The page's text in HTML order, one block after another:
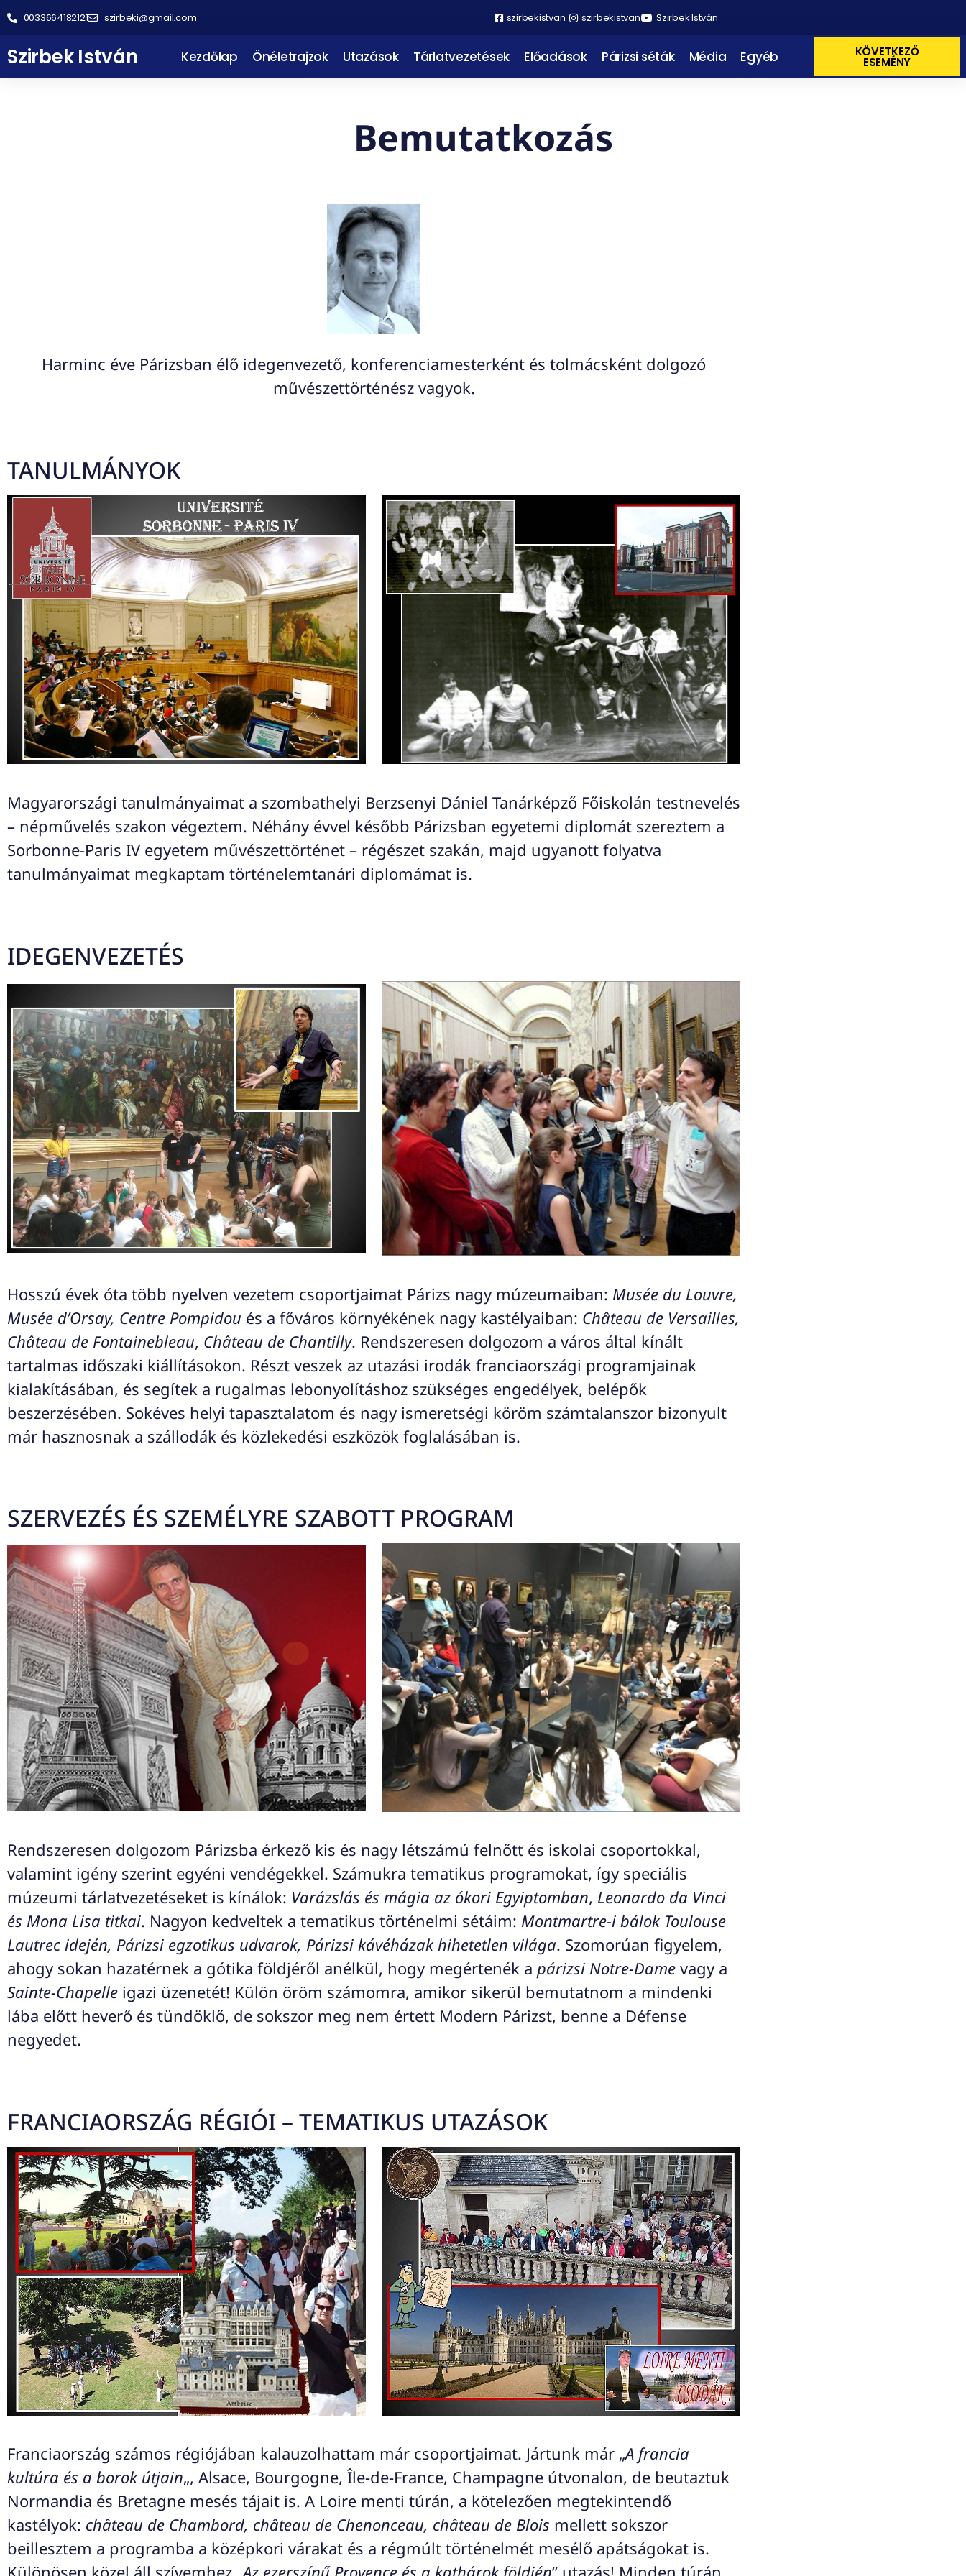
0033664182121 szirbeki@gmail.com szirbekistvan szirbekistvan Szirbek István
Szirbek István Kezdőlap Önéletrajzok Utazások Tárlatvezetések Előadások Párizsi séták Média Egyéb KÖVETKEZŐ
ESEMÉNY
Bemutatkozás
Harminc éve Párizsban élő idegenvezető, konferenciamesterként és tolmácsként dolgozó
művészettörténész vagyok.
TANULMÁNYOK
Magyarországi tanulmányaimat a szombathelyi Berzsenyi Dániel Tanárképző Főiskolán testnevelés
– népművelés szakon végeztem. Néhány évvel később Párizsban egyetemi diplomát szereztem a
Sorbonne-Paris IV egyetem művészettörténet – régészet szakán, majd ugyanott folyatva
tanulmányaimat megkaptam történelemtanári diplomámat is.
IDEGENVEZETÉS
Hosszú évek óta több nyelven vezetem csoportjaimat Párizs nagy múzeumaiban: Musée du Louvre,
Musée d’Orsay, Centre Pompidou és a főváros környékének nagy kastélyaiban: Château de Versailles,
Château de Fontainebleau, Château de Chantilly. Rendszeresen dolgozom a város által kínált
tartalmas időszaki kiállításokon. Részt veszek az utazási irodák franciaországi programjainak
kialakításában, és segítek a rugalmas lebonyolításhoz szükséges engedélyek, belépők
beszerzésében. Sokéves helyi tapasztalatom és nagy ismeretségi köröm számtalanszor bizonyult
már hasznosnak a szállodák és közlekedési eszközök foglalásában is.
SZERVEZÉS ÉS SZEMÉLYRE SZABOTT PROGRAM
Rendszeresen dolgozom Párizsba érkező kis és nagy létszámú felnőtt és iskolai csoportokkal,
valamint igény szerint egyéni vendégekkel. Számukra tematikus programokat, így speciális
múzeumi tárlatvezetéseket is kínálok: Varázslás és mágia az ókori Egyiptomban, Leonardo da Vinci
és Mona Lisa titkai. Nagyon kedveltek a tematikus történelmi sétáim: Montmartre-i bálok Toulouse
Lautrec idején, Párizsi egzotikus udvarok, Párizsi kávéházak hihetetlen világa. Szomorúan figyelem,
ahogy sokan hazatérnek a gótika földjéről anélkül, hogy megértenék a párizsi Notre-Dame vagy a
Sainte-Chapelle igazi üzenetét! Külön öröm számomra, amikor sikerül bemutatnom a mindenki
lába előtt heverő és tündöklő, de sokszor meg nem értett Modern Párizst, benne a Défense
negyedet.
FRANCIAORSZÁG RÉGIÓI – TEMATIKUS UTAZÁSOK
Franciaország számos régiójában kalauzolhattam már csoportjaimat. Jártunk már „A francia
kultúra és a borok útjain„, Alsace, Bourgogne, Île-de-France, Champagne útvonalon, de beutaztuk
Normandia és Bretagne mesés tájait is. A Loire menti túrán, a kötelezően megtekintendő
kastélyok: château de Chambord, château de Chenonceau, château de Blois mellett sokszor
beillesztem a programba a középkori várakat és a régmúlt történelmét mesélő apátságokat is.